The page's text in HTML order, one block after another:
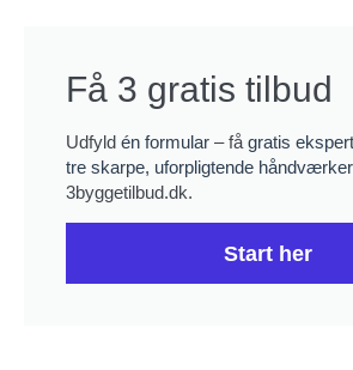
Få 3 gratis tilbud
Udfyld én formular – få gratis
tre skarpe, uforpligtende
3byggetilbud.dk.
Start her